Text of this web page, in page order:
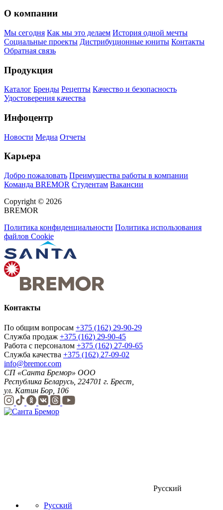
О компании
Мы сегодня Как мы это делаем История одной мечты
Социальные проекты Дистрибуционные юниты Контакты
Обратная связь
Продукция
Каталог Бренды Рецепты Качество и безопасность
Удостоверения качества
Инфоцентр
Новости Медиа Отчеты
Карьера
Добро пожаловать Преимущества работы в компании
Команда BREMOR Студентам Вакансии
Copyright © 2026
BREMOR
Политика конфиденциальности Политика использования
файлов Cookie
Контакты
По общим вопросам +375 (162) 29-90-29
Служба продаж +375 (162) 29-90-45
Работа с персоналом +375 (162) 27-09-65
Служба качества +375 (162) 27-09-02
info@bremor.com
СП «Санта Бремор» ООО
Республика Беларусь, 224701 г. Брест,
ул. Катин Бор, 106
Русский
Русский